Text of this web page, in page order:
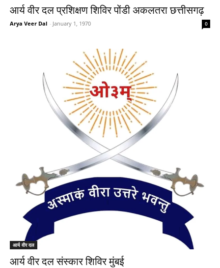
आर्य वीर दल प्रशिक्षण शिविर पोंडी अकलतरा छत्तीसगढ़
Arya Veer Dal - January 1, 1970 0
आर्य वीर दल
आर्य वीर दल संस्कार शिविर मुंबई